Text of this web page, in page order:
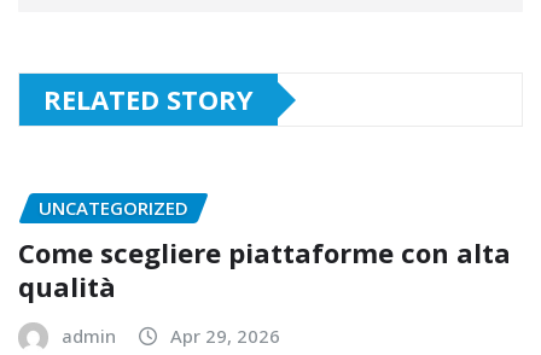
RELATED STORY
UNCATEGORIZED
Come scegliere piattaforme con alta
qualità
admin Apr 29, 2026